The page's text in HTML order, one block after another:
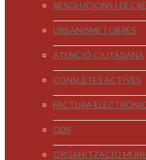
RESOLUCIONS I
URBANISME I OBRES
ATENCIÓ CIUTADANA
CONSULTES ACTIVES
FACTURA
ODS
ORGANITZACIÓ